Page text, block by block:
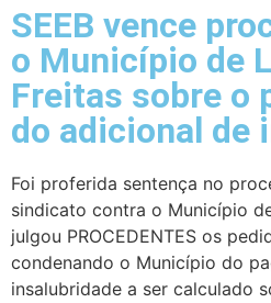
SEEB vence
o Município de
Freitas sobre o
do adicional de
Foi proferida sentença no
sindicato contra o Município
julgou PROCEDENTES os
condenando o Município do
insalubridade a ser calculado